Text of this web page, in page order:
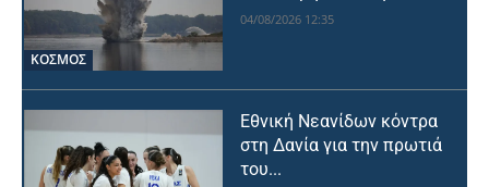
ΚΟΣΜΟΣ
04/08/2026 12:35
Εθνική Νεανίδων κόντρα
στη Δανία για την πρωτιά
του...